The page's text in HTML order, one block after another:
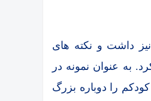
داشت و نکته های
به عنوان نمونه در
را دوباره بزرگ